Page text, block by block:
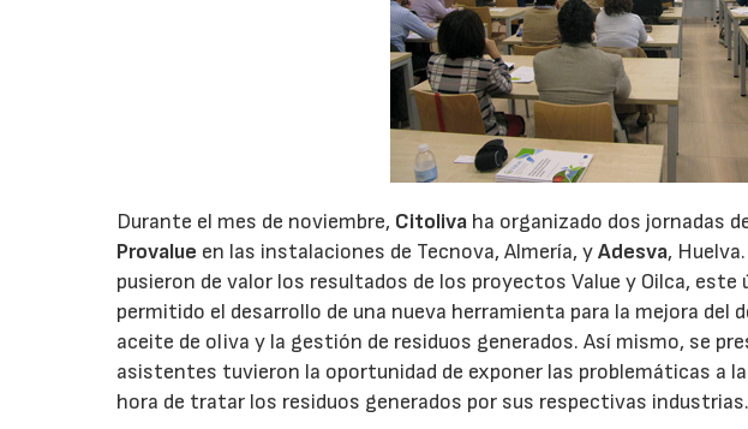
Durante el mes de noviembre, Citoliva ha organizado dos jornadas
Provalue en las instalaciones de Tecnova, Almería, yAdesva,
pusieron de valor los resultados de los proyectos Value y Oilca,
permitido el desarrollo de una nueva herramienta para la mejora del
aceite de oliva y la gestión de residuos generados. Así mismo, se
asistentes tuvieron la oportunidad de exponer las problemáticas a
hora de tratar los residuos generados por sus respectivas industrias.